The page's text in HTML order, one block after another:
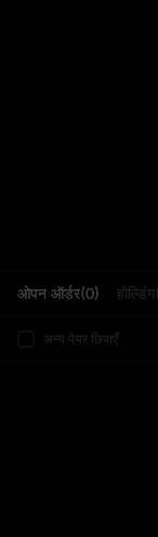
ओपन ऑर्डर(0)
अन्य पेयर छिपाएँ